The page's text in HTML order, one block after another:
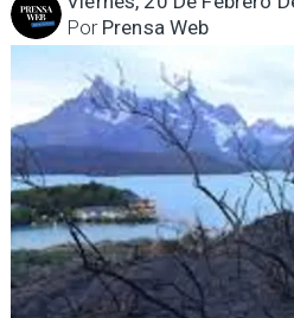
Prensa Web
Por